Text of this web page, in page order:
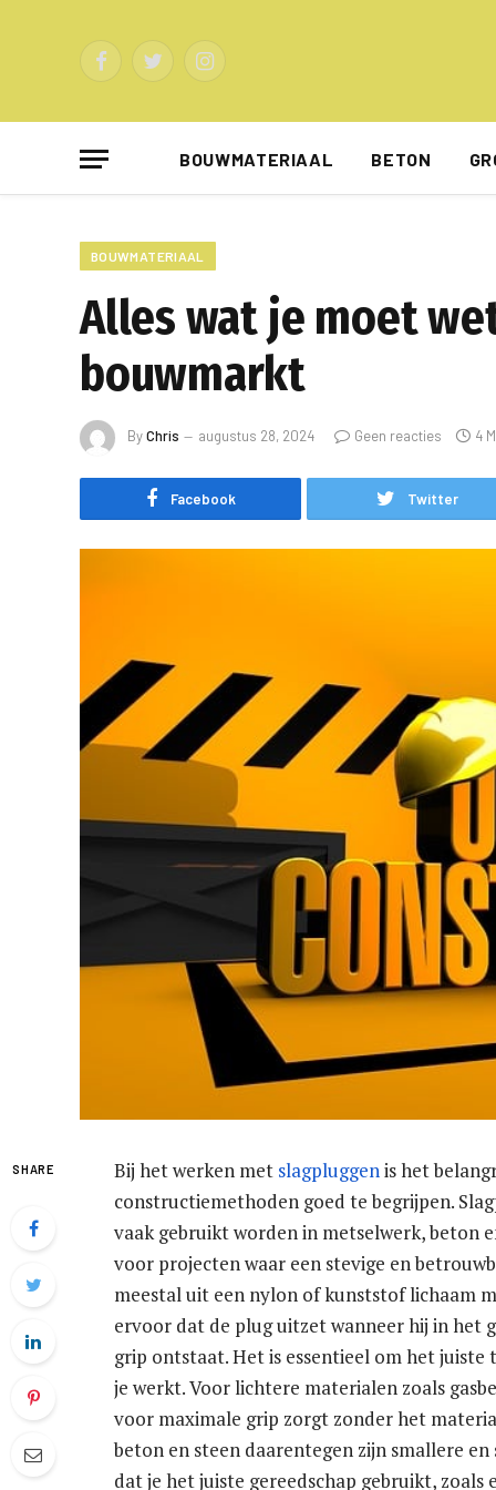
FacebookTwitterInstagram
BOUWMATERIAAL BETON
BOUWMATERIAAL
Alles wat je moet
bouwmarkt
ByChris augustus 28, 2024 Geen reacties 4
Facebook Twitter
SHARE Bij het werken met slagpluggenis het
constructiemethoden goed te begrijpen.
vaak gebruikt worden in metselwerk, beton
voor projecten waar een stevige en
meestal uit een nylon of kunststof lichaam
ervoor dat de plug uitzet wanneer hij in het
grip ontstaat. Het is essentieel om het
je werkt. Voor lichtere materialen zoals
voor maximale grip zorgt zonder het
beton en steen daarentegen zijn smallere
dat je het juiste gereedschap gebruikt,